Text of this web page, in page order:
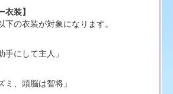
衣装】
の衣装が対象になります。
にして主人」
、頭脳は智将」